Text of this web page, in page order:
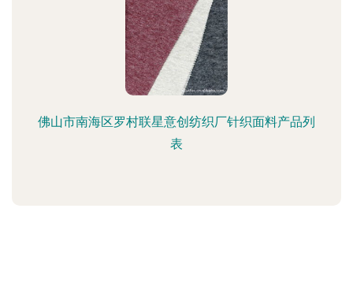
佛山市南海区罗村联星意创纺织厂针织面料产品列
表